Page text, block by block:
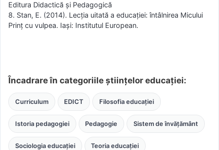
Editura Didactică și Pedagogică
8. Stan, E. (2014). Lecția uitată a educației: întâlnirea Micului
Prinț cu vulpea. Iași: Institutul European.
Încadrare în categoriile științelor educației:
Curriculum EDICT Filosofia educației
Istoria pedagogiei Pedagogie Sistem de învățământ
Sociologia educației Teoria educației